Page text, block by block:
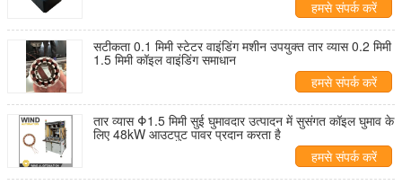
हमसे संपर्क करें
सटीकता 0.1 मिमी स्टेटर वाइंडिंग मशीन उपयुक्त तार व्यास 0.2 मिमी
1.5 मिमी कॉइल वाइंडिंग समाधान
हमसे संपर्क करें
तार व्यास Φ1.5 मिमी सुई घुमावदार उत्पादन में सुसंगत कॉइल घुमाव के
लिए 48kW आउटपुट पावर प्रदान करता है
हमसे संपर्क करें